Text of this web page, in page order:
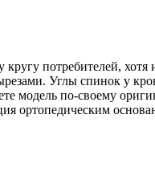
потребителей,
Углы спинок у
модель по-своему
ортопедическим